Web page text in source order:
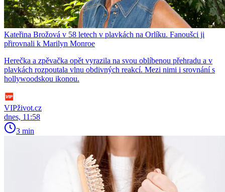
Kateřina Brožová v 58 letech v plavkách na Orlíku. Fanoušci ji
přirovnali k Marilyn Monroe
Herečka a zpěvačka opět vyrazila na svou oblíbenou přehradu a v
plavkách rozpoutala vlnu obdivných reakcí. Mezi nimi i srovnání s
hollywoodskou ikonou.
VIPživot.cz
dnes, 11:58
3 min